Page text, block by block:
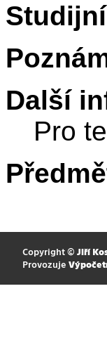
Další
Pro
Copyright © Jiří
Provozuje